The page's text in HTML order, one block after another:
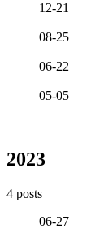
12-21
08-25
06-22
05-05
2023
4 posts
06-27